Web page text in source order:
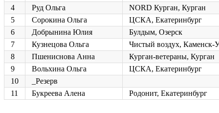
4
Руд Ольга
NORD Курган, Курган
5
Сорокина Ольга
ЦСКА, Екатеринбург
6
Добрынина Юлия
Булдым, Озерск
7
Кузнецова Ольга
Чистый воздух, Каменск-
8
Пшениснова Анна
Курган-ветераны, Курган
9
Вольхина Ольга
ЦСКА, Екатеринбург
10
_Резерв
11
Букреева Алена Родонит, Екатеринбург